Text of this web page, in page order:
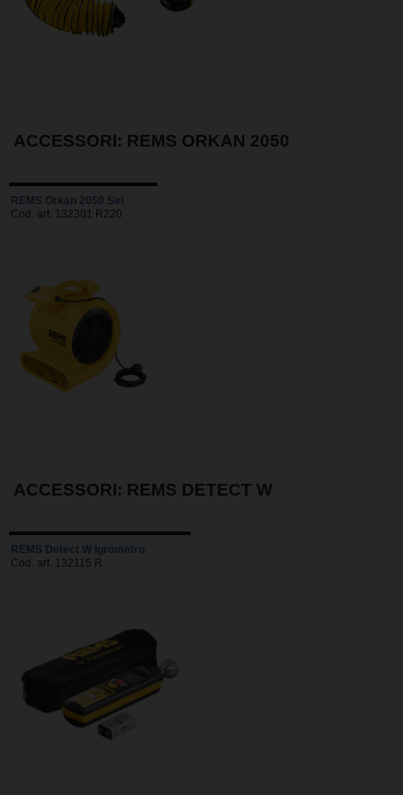
ACCESSORI: REMS ORKAN 2050
REMS Orkan 2050 Set
Cod. art. 132301 R220
ACCESSORI: REMS DETECT W
REMS Detect W Igrometro
Cod. art. 132115 R